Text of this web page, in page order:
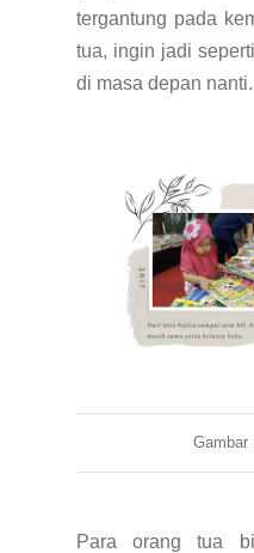
tergantung pada
tua, ingin jadi
di masa depan nanti.
Gambar
Para orang tua